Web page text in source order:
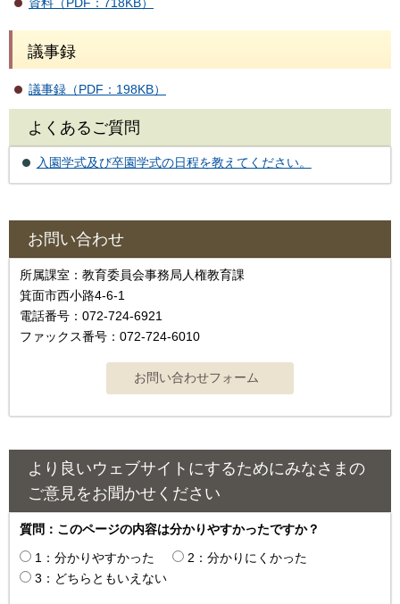
議事録
議事録（PDF：198KB）
よくあるご質問
入園学式及び卒園学式の日程を教えてください。
お問い合わせ
所属課室：教育委員会事務局人権教育課
箕面市西小路4‐6‐1
電話番号：072-724-6921
ファックス番号：072-724-6010
より良いウェブサイトにするためにみなさまの
ご意見をお聞かせください
質問：このページの内容は分かりやすかったですか？
1：分かりやすかった
2：分かりにくかった
3：どちらともいえない